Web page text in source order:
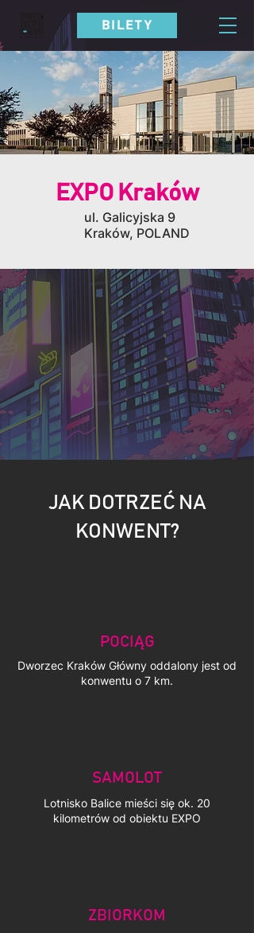
BILETY
EXPO Kraków
ul. Galicyjska 9
Kraków, POLAND
JAK DOTRZEĆ NA
KONWENT?
POCIĄG
Dworzec Kraków Główny oddalony jest od
konwentu o 7 km.
SAMOLOT
Lotnisko Balice mieści się ok. 20
kilometrów od obiektu EXPO
ZBIORKOM